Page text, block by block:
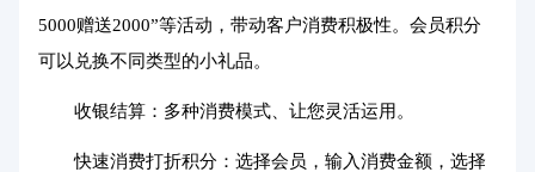
5000赠送2000”等活动，带动客户消费积极性。会员积分
可以兑换不同类型的小礼品。
收银结算：多种消费模式、让您灵活运用。
快速消费打折积分：选择会员，输入消费金额，选择